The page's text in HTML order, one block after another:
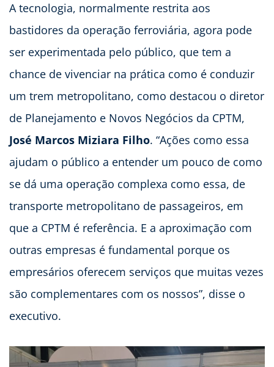
A tecnologia, normalmente restrita aos
bastidores da operação ferroviária, agora pode
ser experimentada pelo público, que tem a
chance de vivenciar na prática como é conduzir
um trem metropolitano, como destacou o diretor
de Planejamento e Novos Negócios da CPTM,
José Marcos Miziara Filho. “Ações como essa
ajudam o público a entender um pouco de como
se dá uma operação complexa como essa, de
transporte metropolitano de passageiros, em
que a CPTM é referência. E a aproximação com
outras empresas é fundamental porque os
empresários oferecem serviços que muitas vezes
são complementares com os nossos”, disse o
executivo.